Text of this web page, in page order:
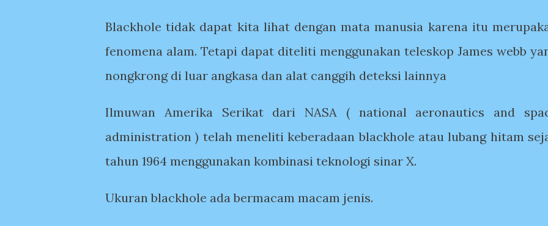
Blackhole tidak dapat kita lihat dengan mata manusia karena itu
fenomena alam. Tetapi dapat diteliti menggunakan teleskop James webb
nongkrong di luar angkasa dan alat canggih deteksi lainnya
Ilmuwan Amerika Serikat dari NASA ( national aeronautics and
administration ) telah meneliti keberadaan blackhole atau lubang hitam
tahun 1964 menggunakan kombinasi teknologi sinar X.
Ukuran blackhole ada bermacam macam jenis.